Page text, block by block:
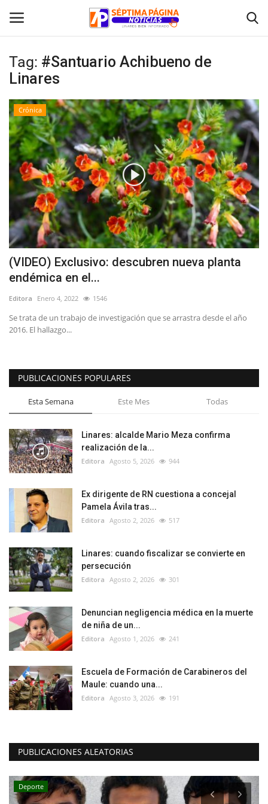
Inicio
Crónica
Policial
Tribunales
Deporte
Política
Espectáculos
Tag: #Santuario Achibueno de
Linares
Crónica
(VIDEO) Exclusivo: descubren nueva planta
endémica en el...
Editora Enero 4, 2022 1546
Se trata de un trabajo de investigación que se arrastra desde el año
2016. El hallazgo...
PUBLICACIONES POPULARES
Esta Semana Este Mes Todas
Linares: alcalde Mario Meza confirma
realización de la...
Editora Agosto 5, 2026 944
Ex dirigente de RN cuestiona a concejal
Pamela Ávila tras...
Editora Agosto 2, 2026 517
Linares: cuando fiscalizar se convierte en
persecución
Editora Agosto 2, 2026 301
Denuncian negligencia médica en la muerte
de niña de un...
Editora Agosto 1, 2026 241
Escuela de Formación de Carabineros del
Maule: cuando una...
Editora Agosto 3, 2026 191
PUBLICACIONES ALEATORIAS
Política